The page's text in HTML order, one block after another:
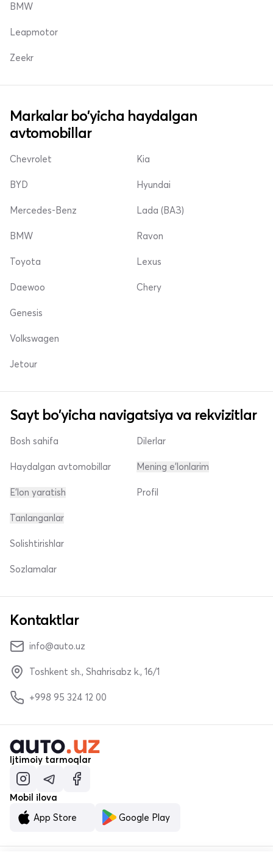
BMW
Leapmotor
Zeekr
Markalar bo'yicha haydalgan
avtomobillar
Chevrolet
BYD
Mercedes-Benz
Kia
Hyundai
Lada (ВАЗ)
BMW
Toyota
Daewoo
Ravon
Lexus
Chery
Genesis
Volkswagen
Jetour
Sayt bo'yicha navigatsiya va rekvizitlar
Bosh sahifa
Haydalgan avtomobillar
E'lon yaratish
Dilerlar
Mening e'lonlarim
Profil
Tanlanganlar
Solishtirishlar
Sozlamalar
Kontaktlar
info@auto.uz
Toshkent sh., Shahrisabz k., 16/1
+998 95 324 12 00
Ijtimoiy tarmoqlar
Mobil ilova
App Store
Google Play